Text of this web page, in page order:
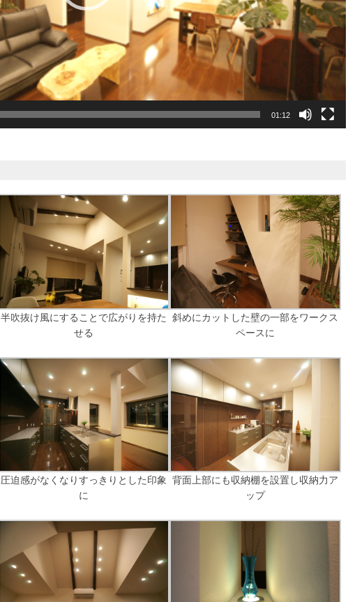
01:12
半吹抜け風にすることで広がりを持た
せる
斜めにカットした壁の一部をワークス
ペースに
圧迫感がなくなりすっきりとした印象
に
背面上部にも収納棚を設置し収納力ア
ップ